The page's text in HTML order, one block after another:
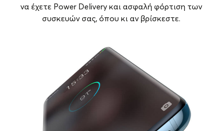
να έχετε Power Delivery και ασφαλή φόρτιση των
συσκευών σας, όπου κι αν βρίσκεστε.